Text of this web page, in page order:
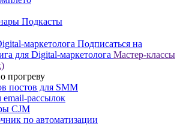
Подкасты
маркетолога Подписаться на
для Digital-маркетолога Мастер-классы
прогреву
постов для SMM
email-рассылок
CJM
по автоматизации